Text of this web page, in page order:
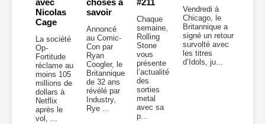
avec
Nicolas
Cage
La société
Op-
Fortitude
réclame au
moins 105
millions de
dollars à
Netflix
après le
vol, ...
choses à
savoir
Annoncé
au Comic-
Con par
Ryan
Coogler, le
Britannique
de 32 ans
révélé par
Industry,
Rye ...
#211
Chaque
semaine,
Rolling
Stone
vous
présente
l’actualité
des
sorties
metal
avec sa
p...
Vendredi à
Chicago, le
Britannique a
signé un retour
survolté avec
les titres
d’Idols, ju...